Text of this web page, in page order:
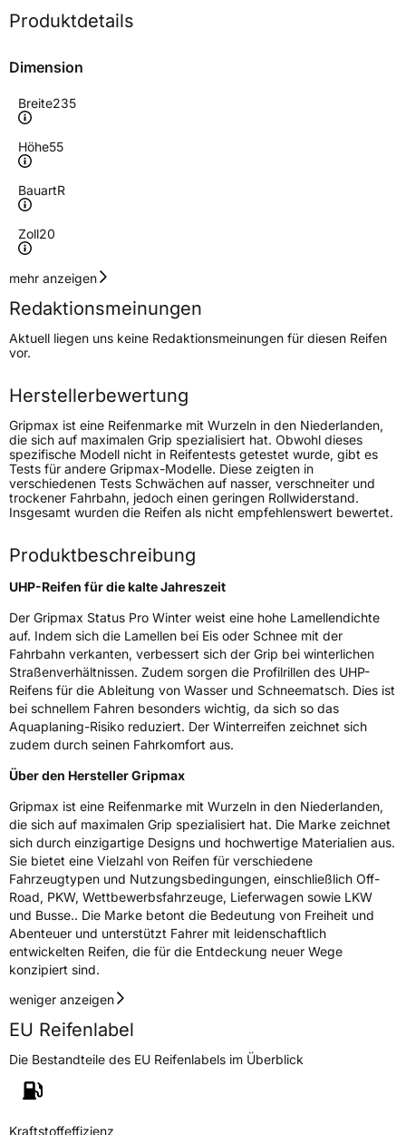
Produktdetails
Dimension
Breite235
Höhe55
BauartR
Zoll20
Geschwindigkeitsindex
Höchstgeschwindigkeit
240 km/h
Lastindex105
Höchstlast925 kg
Generelle Merkmale
FahrzeugtypPKW
VerwendungWinterreifen
ModellnameStatus Pro Winter
Fahrzeugart
PKW & SUV
SchlauchtypTL
ZustandNeureifen
M+SJa
VerstärktXL
EU Label
EffizienzC
NasshaftungC
Rollgeräusch (Klasse)B
Rollgeräusch (dB)
FahrzeugklasseC1
3PMSF / Schneeflockensymbol / Alpine-Symbol
Eisgrip
mehr anzeigen
Redaktionsmeinungen
Aktuell liegen uns keine Redaktionsmeinungen für diesen Reifen
vor.
Herstellerbewertung
Gripmax ist eine Reifenmarke mit Wurzeln in den Niederlanden,
die sich auf maximalen Grip spezialisiert hat. Obwohl dieses
spezifische Modell nicht in Reifentests getestet wurde, gibt es
Tests für andere Gripmax-Modelle. Diese zeigten in
verschiedenen Tests Schwächen auf nasser, verschneiter und
trockener Fahrbahn, jedoch einen geringen Rollwiderstand.
Insgesamt wurden die Reifen als nicht empfehlenswert bewertet.
Produktbeschreibung
UHP-Reifen für die kalte Jahreszeit
Der Gripmax Status Pro Winter weist eine hohe Lamellendichte
auf. Indem sich die Lamellen bei Eis oder Schnee mit der
Fahrbahn verkanten, verbessert sich der Grip bei winterlichen
Straßenverhältnissen. Zudem sorgen die Profilrillen des UHP-
Reifens für die Ableitung von Wasser und Schneematsch. Dies ist
bei schnellem Fahren besonders wichtig, da sich so das
Aquaplaning-Risiko reduziert. Der Winterreifen zeichnet sich
zudem durch seinen Fahrkomfort aus.
Über den Hersteller Gripmax
Gripmax ist eine Reifenmarke mit Wurzeln in den Niederlanden,
die sich auf maximalen Grip spezialisiert hat. Die Marke zeichnet
sich durch einzigartige Designs und hochwertige Materialien aus.
Sie bietet eine Vielzahl von Reifen für verschiedene
Fahrzeugtypen und Nutzungsbedingungen, einschließlich Off-
Road, PKW, Wettbewerbsfahrzeuge, Lieferwagen sowie LKW
und Busse.. Die Marke betont die Bedeutung von Freiheit und
Abenteuer und unterstützt Fahrer mit leidenschaftlich
entwickelten Reifen, die für die Entdeckung neuer Wege
konzipiert sind.
weniger anzeigen
EU Reifenlabel
Die Bestandteile des EU Reifenlabels im Überblick
Kraftstoffeffizienz